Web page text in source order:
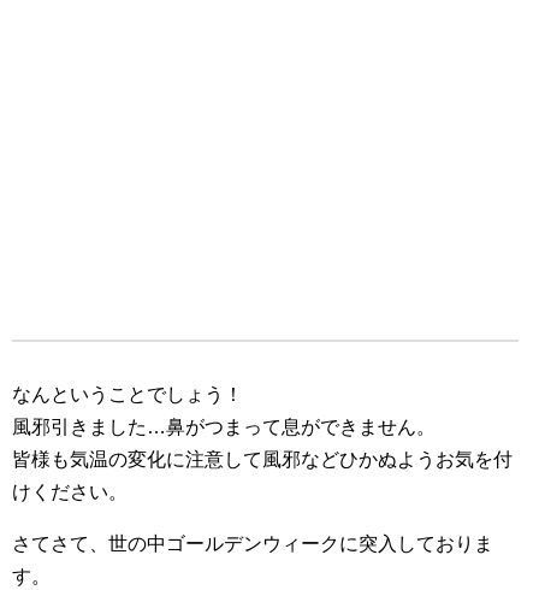
なんということでしょう！
風邪引きました…鼻がつまって息ができません。
皆様も気温の変化に注意して風邪などひかぬようお気を付
けください。
さてさて、世の中ゴールデンウィークに突入しておりま
す。